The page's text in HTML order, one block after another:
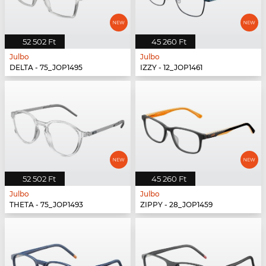
52 502 Ft
Julbo
DELTA - 75_JOP1495
45 260 Ft
Julbo
IZZY - 12_JOP1461
52 502 Ft
Julbo
THETA - 75_JOP1493
45 260 Ft
Julbo
ZIPPY - 28_JOP1459